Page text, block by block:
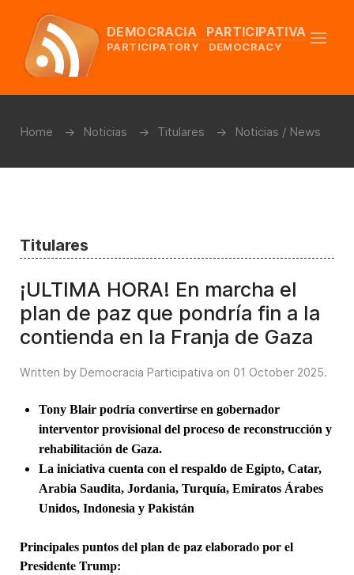
DEMOCRACIA PARTICIPATIVA
PARTICIPATORY DEMOCRACY
Home Noticias Titulares Noticias / News
Titulares
¡ULTIMA HORA! En marcha el
plan de paz que pondría fin a la
contienda en la Franja de Gaza
Written by Democracia Participativa on 01 October 2025.
Tony Blair podría convertirse en gobernador
interventor provisional del proceso de reconstrucción y
rehabilitación de Gaza.
La iniciativa cuenta con el respaldo de Egipto, Catar,
Arabia Saudita, Jordania, Turquía, Emiratos Árabes
Unidos, Indonesia y Pakistán
Principales puntos del plan de paz elaborado por el
Presidente Trump: